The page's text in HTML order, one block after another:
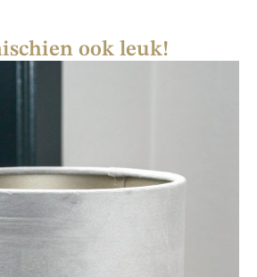
ook leuk!